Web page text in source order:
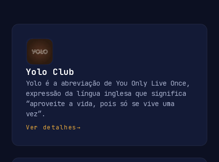
Yolo Club
Yolo é a abreviação de You Only Live Once,
expressão da língua inglesa que significa
“aproveite a vida, pois só se vive uma
vez”.
Ver detalhes→